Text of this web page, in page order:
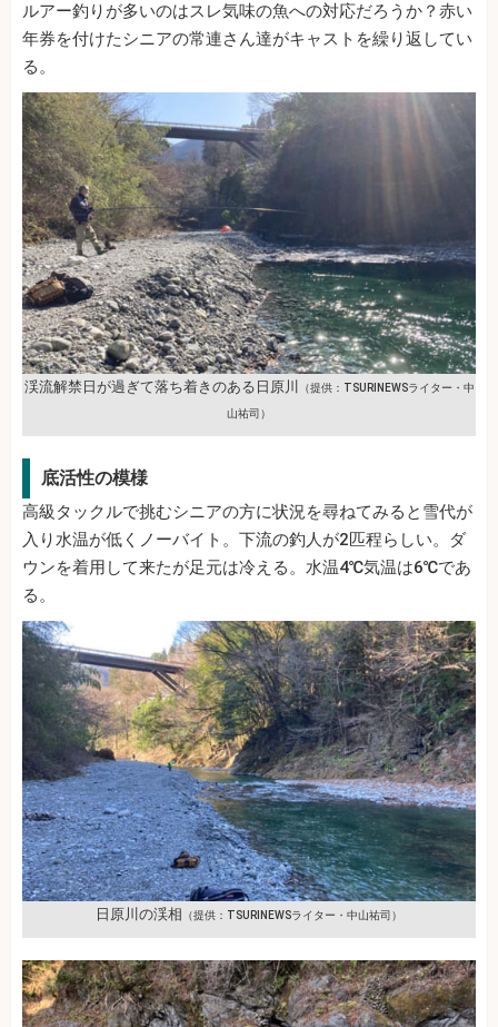
ルアー釣りが多いのはスレ気味の魚への対応だろうか？赤い
年券を付けたシニアの常連さん達がキャストを繰り返してい
る。
渓流解禁日が過ぎて落ち着きのある日原川 （提供：TSURINEWSライター・中
山祐司）
底活性の模様
高級タックルで挑むシニアの方に状況を尋ねてみると雪代が
入り水温が低くノーバイト。下流の釣人が2匹程らしい。ダ
ウンを着用して来たが足元は冷える。水温4℃気温は6℃であ
る。
日原川の渓相 （提供：TSURINEWSライター・中山祐司）